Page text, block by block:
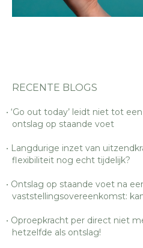
RECENTE BLOGS
‘Go out today’ leidt niet tot
ontslag op staande voet
Langdurige inzet van
flexibiliteit nog echt tijdelijk?
Ontslag op staande voet na
vaststellingsovereenkomst:
Oproepkracht per direct niet
hetzelfde als ontslag!